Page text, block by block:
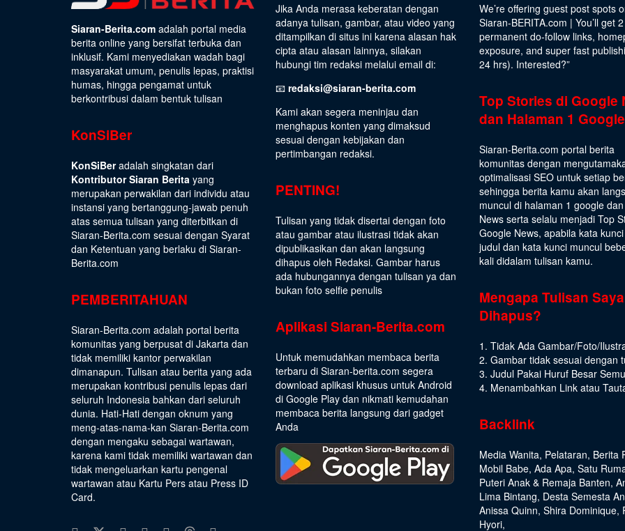
Siaran-Berita.com adalah portal media
berita online yang bersifat terbuka dan
inklusif. Kami menyediakan wadah bagi
masyarakat umum, penulis lepas, praktisi
humas, hingga pengamat untuk
berkontribusi dalam bentuk tulisan
KonSiBer
KonSiBeradalah singkatan dari
Kontributor Siaran Berita yang
merupakan perwakilan dari individu atau
instansi yang bertanggung-jawab penuh
atas semua tulisan yang diterbitkan di
Siaran-Berita.com sesuai dengan Syarat
dan Ketentuan yang berlaku di Siaran-
Berita.com
PEMBERITAHUAN
Siaran-Berita.com adalah portal berita
komunitas yang berpusat di Jakarta dan
tidak memiliki kantor perwakilan
dimanapun. Tulisan atau berita yang ada
merupakan kontribusi penulis lepas dari
seluruh Indonesia bahkan dari seluruh
dunia. Hati-Hati dengan oknum yang
meng-atas-nama-kan Siaran-Berita.com
dengan mengaku sebagai wartawan,
karena kami tidak memiliki wartawan dan
tidak mengeluarkan kartu pengenal
wartawan atau Kartu Pers atau Press ID
Card.
Jika Anda merasa keberatan dengan
adanya tulisan, gambar, atau video yang
ditampilkan di situs ini karena alasan hak
cipta atau alasan lainnya, silakan
hubungi tim redaksi melalui email di:
📧 redaksi@siaran-berita.com
Kami akan segera meninjau dan
menghapus konten yang dimaksud
sesuai dengan kebijakan dan
pertimbangan redaksi.
PENTING!
Tulisan yang tidak disertai dengan foto
atau gambar atau ilustrasi tidak akan
dipublikasikan dan akan langsung
dihapus oleh Redaksi. Gambar harus
ada hubungannya dengan tulisan ya dan
bukan foto selfie penulis
Aplikasi Siaran-Berita.com
Untuk memudahkan membaca berita
terbaru di Siaran-berita.com segera
download aplikasi khusus untuk Android
di Google Play dan nikmati kemudahan
membaca berita langsung dari gadget
Anda
We’re offering guest post spots
Siaran-BERITA.com | You’ll get 2
permanent do-follow links,
exposure, and super fast
24 hrs). Interested?”
Top Stories di Google
dan Halaman 1 Google
Siaran-Berita.com portal berita
komunitas dengan
optimalisasi SEO untuk setiap
sehingga berita kamu akan
muncul di halaman 1 google
News serta selalu menjadi Top
Google News, apabila kata
judul dan kata kunci muncul
kali didalam tulisan kamu.
Mengapa Tulisan Saya
Dihapus?
1. Tidak Ada Gambar/Foto/
2. Gambar tidak sesuai dengan
3. Judul Pakai Huruf Besar
4. Menambahkan Link atau
Backlink
Media Wanita, Pelataran, Berita
Mobil Babe, Ada Apa, Satu
Puteri Anak & Remaja Banten,
Lima Bintang, Desta Semesta
Anissa Quinn, Shira Dominique,
Hyori,